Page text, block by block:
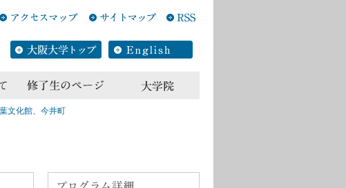
文化館、今井町